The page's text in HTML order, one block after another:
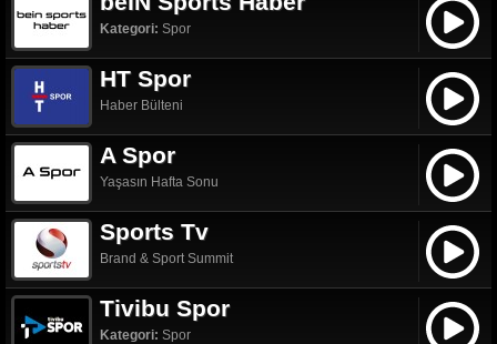
Kategori: Spor
HT Spor
Haber Bülteni
A Spor
Yaşasın Hafta Sonu
Sports Tv
Brand & Sport Summit
Tivibu Spor
Kategori: Spor